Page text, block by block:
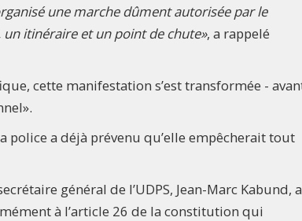
une marche dûment autorisée par le
itinéraire et un point de chute», a rappelé
cette manifestation s’est transformée -
a déjà prévenu qu’elle empêcherait tout
général de l’UDPS, Jean-Marc Kabund, a
à l’article 26 de la constitution qui